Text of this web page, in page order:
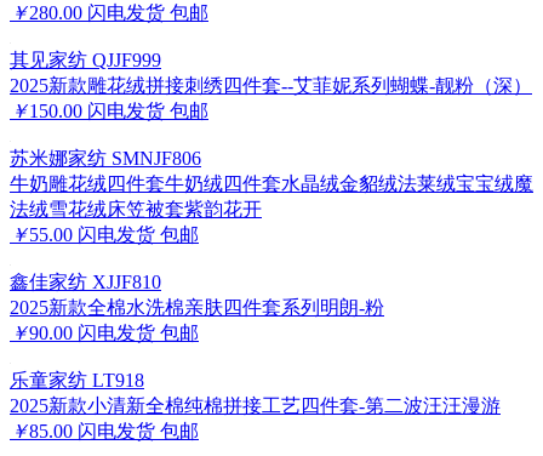
￥280.00 闪电发货 包邮
其见家纺 QJJF999
2025新款雕花绒拼接刺绣四件套--艾菲妮系列蝴蝶-靓粉（深）
￥150.00 闪电发货 包邮
苏米娜家纺 SMNJF806
牛奶雕花绒四件套牛奶绒四件套水晶绒金貂绒法莱绒宝宝绒魔
法绒雪花绒床笠被套紫韵花开
￥55.00 闪电发货 包邮
鑫佳家纺 XJJF810
2025新款全棉水洗棉亲肤四件套系列明朗-粉
￥90.00 闪电发货 包邮
乐童家纺 LT918
2025新款小清新全棉纯棉拼接工艺四件套-第二波汪汪漫游
￥85.00 闪电发货 包邮